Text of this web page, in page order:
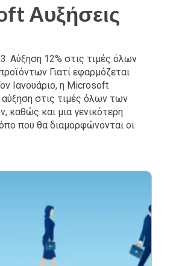
Αυξήσεις
Αύξηση 12% στις τιμές όλων
Γιατί εφαρμόζεται
Ιανουάριο, η Microsoft
στις τιμές όλων των
καθώς και μια γενικότερη
που θα διαμορφώνονται οι